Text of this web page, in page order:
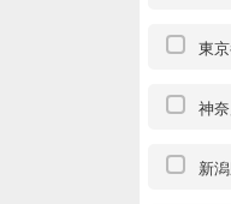
東
神
新